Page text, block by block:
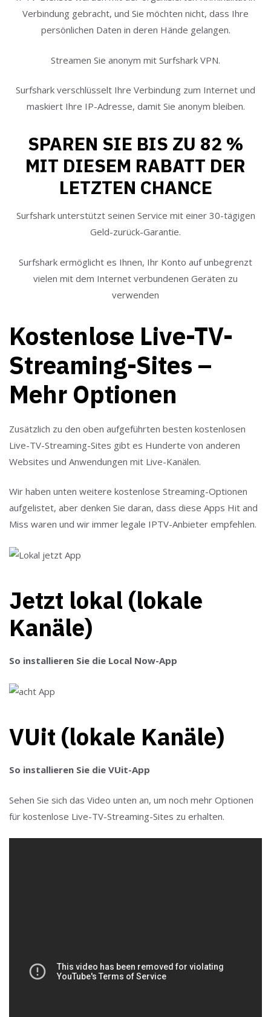
Verbindung gebracht, und Sie möchten nicht, dass Ihre
persönlichen Daten in deren Hände gelangen.
Streamen Sie anonym mit Surfshark VPN.
Surfshark verschlüsselt Ihre Verbindung zum Internet und
maskiert Ihre IP-Adresse, damit Sie anonym bleiben.
SPAREN SIE BIS ZU 82 %
MIT DIESEM RABATT DER
LETZTEN CHANCE
Surfshark unterstützt seinen Service mit einer 30-tägigen
Geld-zurück-Garantie.
Surfshark ermöglicht es Ihnen, Ihr Konto auf unbegrenzt
vielen mit dem Internet verbundenen Geräten zu
verwenden
Kostenlose Live-TV-
Streaming-Sites –
Mehr Optionen
Zusätzlich zu den oben aufgeführten besten kostenlosen
Live-TV-Streaming-Sites gibt es Hunderte von anderen
Websites und Anwendungen mit Live-Kanälen.
Wir haben unten weitere kostenlose Streaming-Optionen
aufgelistet, aber denken Sie daran, dass diese Apps Hit and
Miss waren und wir immer legale IPTV-Anbieter empfehlen.
Jetzt lokal (lokale
Kanäle)
So installieren Sie die Local Now-App
VUit (lokale Kanäle)
So installieren Sie die VUit-App
Sehen Sie sich das Video unten an, um noch mehr Optionen
für kostenlose Live-TV-Streaming-Sites zu erhalten.